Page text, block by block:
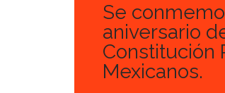
Se
aniversario
Constitución
Mexicanos.